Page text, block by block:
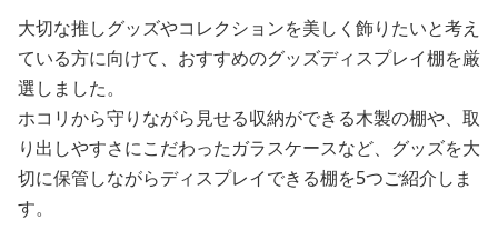
大切な推しグッズやコレクションを美しく飾りたいと考え
ている方に向けて、おすすめのグッズディスプレイ棚を厳
選しました。
ホコリから守りながら見せる収納ができる木製の棚や、取
り出しやすさにこだわったガラスケースなど、グッズを大
切に保管しながらディスプレイできる棚を5つご紹介しま
す。